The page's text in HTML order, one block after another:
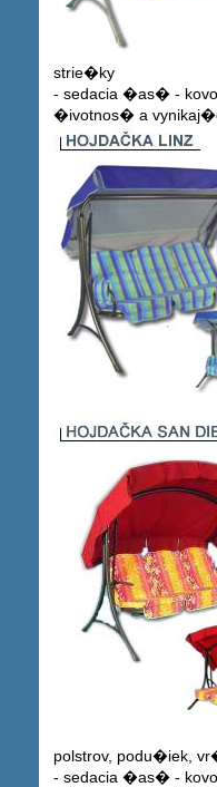
strie�ky
- sedacia �as� -
�ivotnos� a
polstrov, podu�iek,
- sedacia �as� -